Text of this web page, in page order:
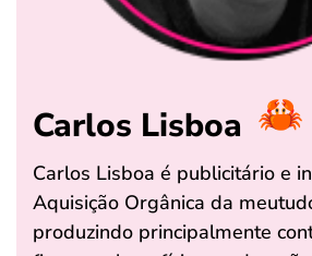
Carlos Lisboa
Carlos Lisboa é publicitário e
Aquisição Orgânica da
produzindo principalmente